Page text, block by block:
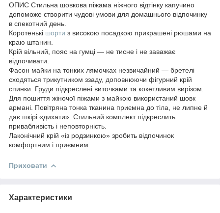
ОПИС Стильна шовкова піжама ніжного відтінку капучино
допоможе створити чудові умови для домашнього відпочинку
в спекотний день.
Коротенькі шорти з високою посадкою прикрашені рюшами на
краю штанин.
Крій вільний, пояс на гумці — не тисне і не заважає
відпочивати.
Фасон майки на тонких лямочках незвичайний — бретелі
сходяться трикутником ззаду, доповнюючи фігурний крій
спинки. Груди підкреслені виточками та кокетливим вирізом.
Для пошиття жіночої піжами з майкою використаний шовк
армані. Повітряна тонка тканина приємна до тіла, не липне й
дає шкірі «дихати». Стильний комплект підкреслить
привабливість і неповторність.
Лаконічний крій «із родзинкою» зробить відпочинок
комфортним і приємним.
Приховати
Характеристики